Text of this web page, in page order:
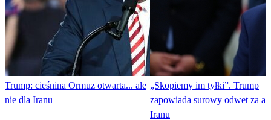
Trump: cieśnina Ormuz otwarta... ale
nie dla Iranu
„Skopiemy im tyłki”. Trump
zapowiada surowy odwet za
Iranu